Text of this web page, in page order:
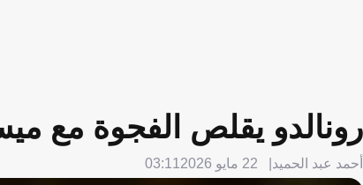
رونالدو يقلص الفجوة مع
أحمد عبد الحميد 22 مايو 2026 03:11